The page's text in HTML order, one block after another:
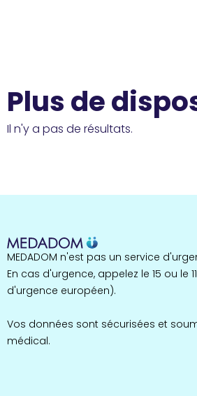
Plus de
Il n'y a pas de résultats.
MEDADOM n'est pas un service
En cas d'urgence, appelez le 15 ou le
d'urgence européen).
Vos données sont sécurisées et
médical.